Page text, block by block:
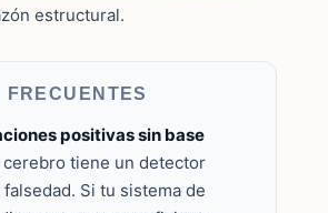
estructural.
FRECUENTES
positivas sin base
cerebro tiene un detector
Si tu sistema de